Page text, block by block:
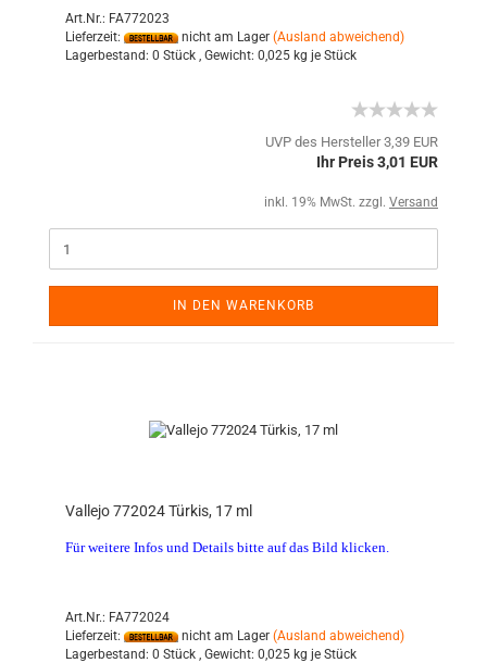
Art.Nr.: FA772023
Lieferzeit:
nicht am Lager (Ausland abweichend)
Lagerbestand: 0 Stück , Gewicht: 0,025 kg je Stück
UVP des Hersteller 3,39 EUR
Ihr Preis 3,01 EUR
inkl. 19% MwSt. zzgl. Versand
IN DEN WARENKORB
Vallejo 772024 Türkis, 17 ml
Für weitere Infos und Details bitte auf das Bild klicken.
Art.Nr.: FA772024
Lieferzeit:
nicht am Lager (Ausland abweichend)
Lagerbestand: 0 Stück , Gewicht: 0,025 kg je Stück